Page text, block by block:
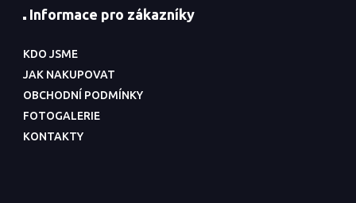
Informace pro zákazníky
KDO JSME
JAK NAKUPOVAT
OBCHODNÍ PODMÍNKY
FOTOGALERIE
KONTAKTY